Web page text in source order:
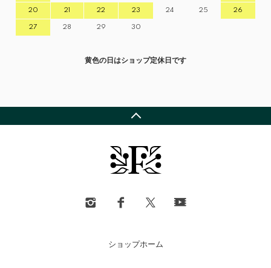
20 21 22 23 24 25 26
27 28 29 30
黄色の日はショップ定休日です
ショップホーム